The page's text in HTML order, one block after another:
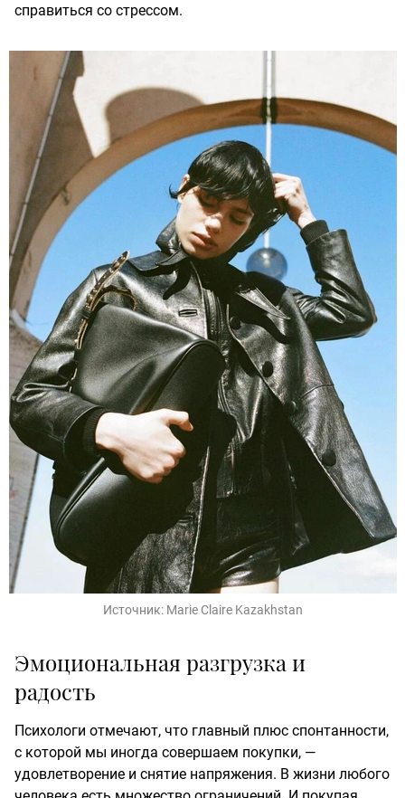
справиться со стрессом.
Источник: Marie Claire Kazakhstan
Эмоциональная разгрузка и
радость
Психологи отмечают, что главный плюс спонтанности,
с которой мы иногда совершаем покупки, —
удовлетворение и снятие напряжения. В жизни любого